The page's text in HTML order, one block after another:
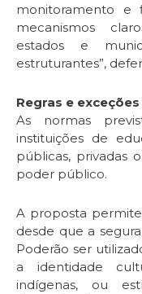
monitoramento e
mecanismos
estados e
estruturantes”,
Regras e exceções
As normas
instituições de
públicas, privadas
poder público.
A proposta
desde que a
Poderão ser
a identidade
indígenas, ou